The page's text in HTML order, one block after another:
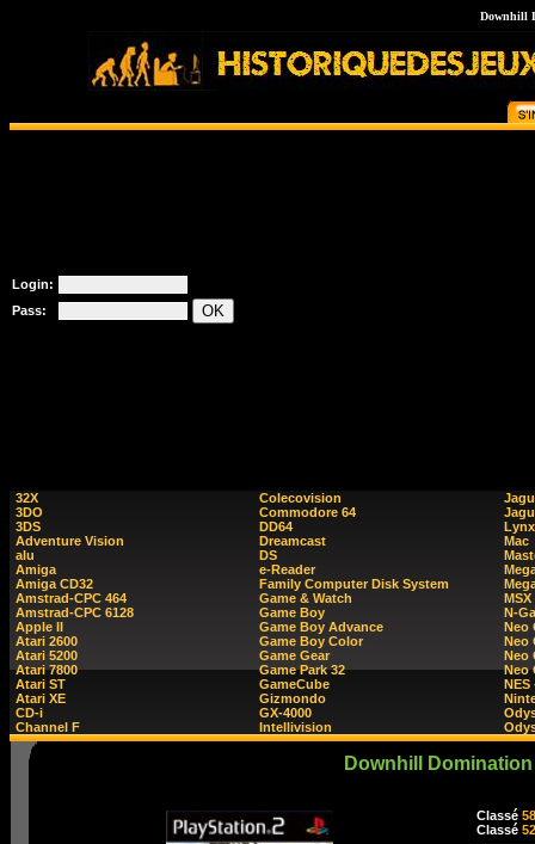
Downhill
Login:
Pass:
32X
3DO
3DS
Adventure Vision
alu
Amiga
Amiga CD32
Amstrad-CPC 464
Amstrad-CPC 6128
Apple II
Atari 2600
Atari 5200
Atari 7800
Atari ST
Atari XE
CD-i
Channel F
Colecovision
Commodore 64
DD64
Dreamcast
DS
e-Reader
Family Computer Disk System
Game & Watch
Game Boy
Game Boy Advance
Game Boy Color
Game Gear
Game Park 32
GameCube
Gizmondo
GX-4000
Intellivision
Lynx
Mac
MSX
N-
Neo
Neo
Neo
Neo
NES
Downhill Domination
Classé
Classé